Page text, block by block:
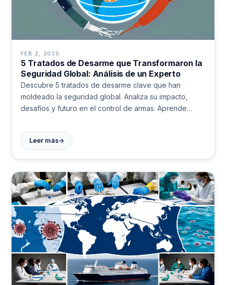
FEB 2, 2025
5 Tratados de Desarme que Transformaron la
Seguridad Global: Análisis de un Experto
Descubre 5 tratados de desarme clave que han
moldeado la seguridad global. Analiza su impacto,
desafíos y futuro en el control de armas. Aprende
Leer más→